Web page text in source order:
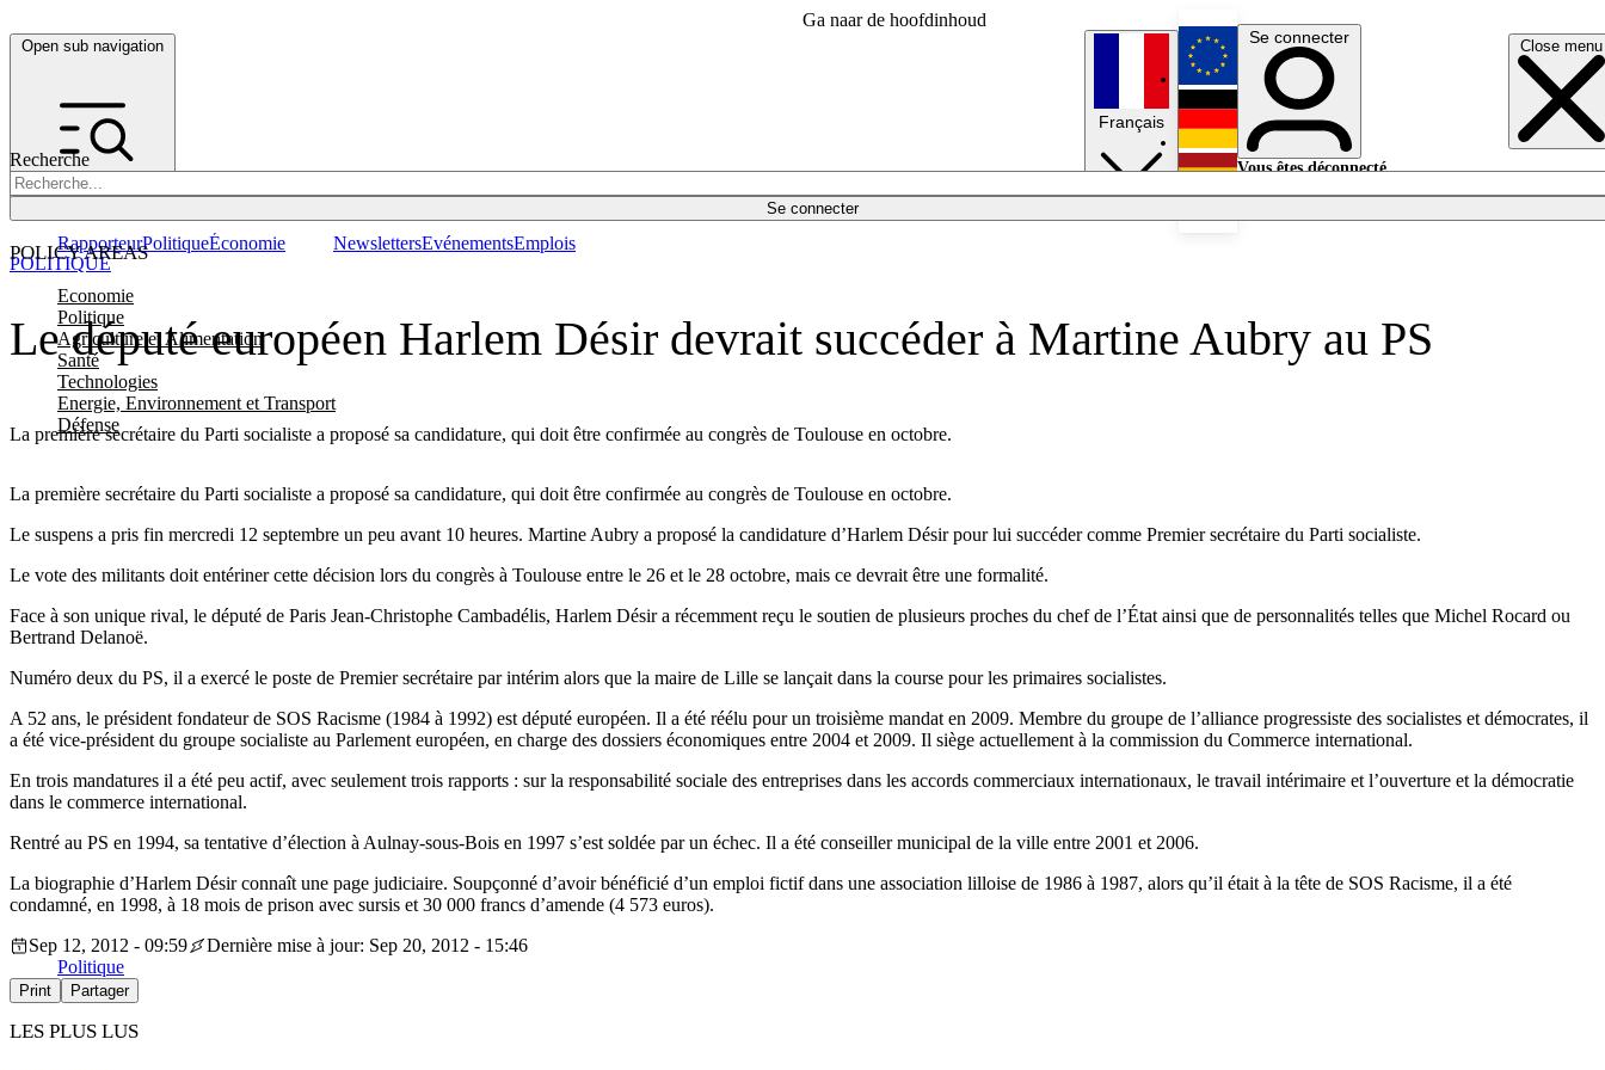
Ga naar de hoofdinhoud
Open sub navigation Close menu
Recherche
Se connecter
POLICY AREAS
Economie
Politique
Agriculture et Alimentation
Santé
Technologies
Energie, Environnement et Transport
Défense
RapporteurPolitiqueÉconomie NewslettersEvénementsEmplois
Français
English
Deutsch
Se connecter
Vous êtes déconnecté.
Le député européen Harlem Désir devrait succéder à Martine Aubry au PS
La première secrétaire du Parti socialiste a proposé sa candidature, qui doit être confirmée au congrès de Toulouse en octobre.
POLITIQUE
La première secrétaire du Parti socialiste a proposé sa candidature, qui doit être confirmée au congrès de Toulouse en octobre.
Le suspens a pris fin mercredi 12 septembre un peu avant 10 heures. Martine Aubry a proposé la candidature d’Harlem Désir pour lui succéder comme Premier secrétaire du Parti socialiste.
Le vote des militants doit entériner cette décision lors du congrès à Toulouse entre le 26 et le 28 octobre, mais ce devrait être une formalité.
Face à son unique rival, le député de Paris Jean-Christophe Cambadélis, Harlem Désir a récemment reçu le soutien de plusieurs proches du chef de l’État ainsi que de personnalités telles que Michel Rocard ou
Bertrand Delanoë.
Numéro deux du PS, il a exercé le poste de Premier secrétaire par intérim alors que la maire de Lille se lançait dans la course pour les primaires socialistes.
A 52 ans, le président fondateur de SOS Racisme (1984 à 1992) est député européen. Il a été réélu pour un troisième mandat en 2009. Membre du groupe de l’alliance progressiste des socialistes et démocrates, il
a été vice-président du groupe socialiste au Parlement européen, en charge des dossiers économiques entre 2004 et 2009. Il siège actuellement à la commission du Commerce international.
En trois mandatures il a été peu actif, avec seulement trois rapports : sur la responsabilité sociale des entreprises dans les accords commerciaux internationaux, le travail intérimaire et l’ouverture et la démocratie
dans le commerce international.
Rentré au PS en 1994, sa tentative d’élection à Aulnay-sous-Bois en 1997 s’est soldée par un échec. Il a été conseiller municipal de la ville entre 2001 et 2006.
La biographie d’Harlem Désir connaît une page judiciaire. Soupçonné d’avoir bénéficié d’un emploi fictif dans une association lilloise de 1986 à 1987, alors qu’il était à la tête de SOS Racisme, il a été
condamné, en 1998, à 18 mois de prison avec sursis et 30 000 francs d’amende (4 573 euros).
Sep 12, 2012 - 09:59
Dernière mise à jour: Sep 20, 2012 - 15:46
Politique
Print Partager
LES PLUS LUS